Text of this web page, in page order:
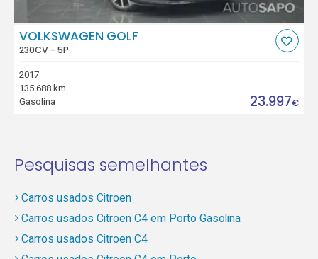
VOLKSWAGEN GOLF
230CV - 5P
2017
135.688 km
Gasolina
23.997€
Pesquisas semelhantes
Carros usados Citroen
Carros usados Citroen C4 em Porto Gasolina
Carros usados Citroen C4